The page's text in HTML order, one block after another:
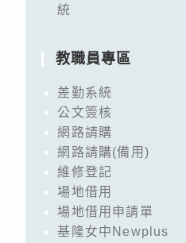
統
教職員專區
差勤系統
公文簽核
網路請購
網路請購(備用)
維修登記
場地借用
場地借用申請單
基隆女中Newplus